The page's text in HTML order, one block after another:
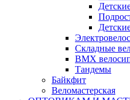
Складные
BMX
Тандемы
Байкфит
Веломастерская